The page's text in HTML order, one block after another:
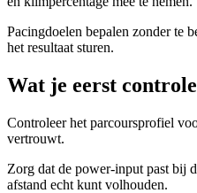
Pacingdoelen bepalen zonder te
het resultaat sturen.
Wat je eerst
Controleer het parcoursprofiel
vertrouwt.
Zorg dat de power-input past bij
afstand echt kunt volhouden.